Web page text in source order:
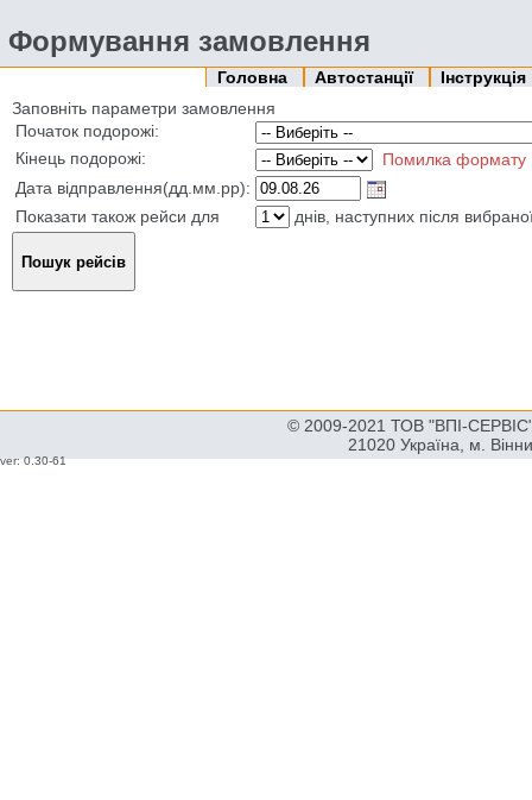
Формування замовлення
Головна Автостанції
Інструкція
Заповніть параметри замовлення
Початок подорожі:
Кінець подорожі:
Помилка формату
Дата відправлення(дд.мм.рр):
Показати також рейси для
днів, наступних після
© 2009-2021 ТОВ "ВПІ-
21020 Україна, м.
ver: 0.30-61